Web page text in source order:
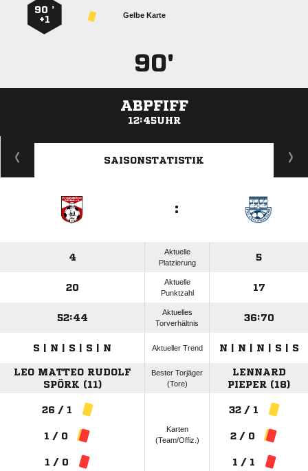
Gelbe Karte
90 ’
+1
90'
ABPFIFF
12:45UHR
ANZEIGE
SAISONSTATISTIK
:
4
Aktuelle
Platzierung
5
20
Aktuelle
Punktzahl
17
52:44
Aktuelles
Torverhältnis
36:70
S | N | S | S | N Aktueller Trend N | N | N | S | S
LEO MATTEO RUDOLF
SPÖRK (11)
Bester Torjäger
(Tore)
LENNARD
PIEPER (18)
26 / 1
1 / 0
1 / 0
Karten
(Team/Offiz.)
32 / 1
2 / 0
1 / 1